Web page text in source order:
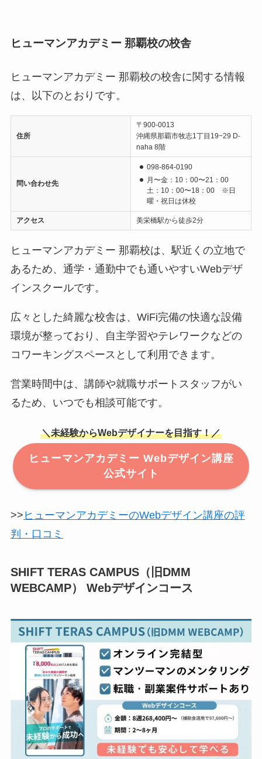
ヒューマンアカデミー 那覇校の校舎
ヒューマンアカデミー 那覇校の校舎に関する情報
は、以下のとおりです。
住所
〒900-0013
沖縄県那覇市牧志1丁目19−29 D-
naha 8階
問い合わせ先
098-864-0190
月〜金：10：00〜21：00
土：10：00〜18：00 ※日
曜・祝日は休校
アクセス 美栄橋駅から徒歩2分
ヒューマンアカデミー 那覇校は、駅近くの立地で
あるため、通学・通勤中でも通いやすいWebデザ
インスクールです。
広々とした綺麗な校舎は、WiFi完備の快適な設備
環境が整っており、自主学習やテレワークなどの
コワーキングスペースとして利用できます。
営業時間中は、講師や就職サポートスタッフがい
るため、いつでも相談可能です。
＼未経験からWebデザイナーを目指す！／
ヒューマンアカデミー Webデザイン講座
公式サイト
>> ヒューマンアカデミーのWebデザイン講座の評
判・口コミ
SHIFT TERAS CAMPUS（旧DMM
WEBCAMP） Webデザインコース